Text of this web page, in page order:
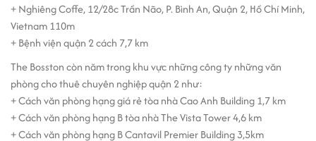
Về thiết kế tổng thể, The Bosston áp dụng phong cách hiện đại với
mặt dựng kính bao quanh, giúp tận dụng ánh sáng tự nhiên và
mang lại cảm giác thoáng rộng cho không gian làm việc. Bên trong
tòa nhà được bố trí theo layout vuông vức, hạn chế tối đa góc
khuất, dễ dàng chia nhỏ diện tích thuê theo nhu cầu thực tế của
doanh nghiệp. Hệ thống trần thạch cao, độ cao trần đạt chuẩn văn
phòng, sàn hoàn thiện phẳng và hệ thống cột - tường vách bố trí
hợp lý giúp tối ưu hiệu suất sử dụng sàn. Tòa nhà được trang bị
+ Nghiêng Coffe, 12/28c Trần Não, P. Bình An, Quận 2, Hồ Chí Minh,
Vietnam 110m
+ Bệnh viện quận 2 cách 7,7 km
The Bosston còn năm trong khu vực những công ty những văn
phòng cho thuê chuyên nghiệp quận 2 như:
+ Cách văn phòng hạng giá rẻ tòa nhà Cao Anh Building 1,7 km
+ Cách văn phòng hạng B tòa nhà The Vista Tower 4,6 km
+ Cách văn phòng hạng B Cantavil Premier Building 3,5km